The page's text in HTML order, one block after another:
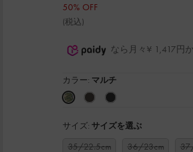
50% OFF
(税込)
なら月々¥ 1,417円
カラー: マルチ
サイズ: サイズを選ぶ
35/22.5cm 36/23cm